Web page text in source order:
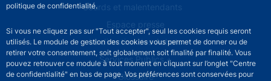
politique de confidentialité.
Si vous ne cliquez pas sur "Tout accepter", seul les cookies requis seront
utilisés. Le module de gestion des cookies vous permet de donner ou de
retirer votre consentement, soit globalement soit finalité par finalité. Vous
pouvez retrouver ce module à tout moment en cliquant sur l’onglet "Centre
de confidentialité" en bas de page. Vos préférences sont conservées pour
Sourds et malentendants
Espace presse
La direction des Achats
Services Publics +
Glossaire